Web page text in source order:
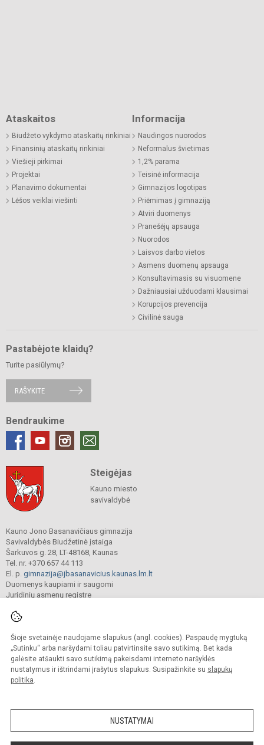
Šioje svetainėje naudojame slapukus (angl. cookies). Paspaudę mygtuką
„Sutinku“ arba naršydami toliau patvirtinsite savo sutikimą. Bet kada
galėsite atšaukti savo sutikimą pakeisdami interneto naršyklės
nustatymus ir ištrindami įrašytus slapukus. Susipažinkite su slapukų
politika.
NUSTATYMAI
Ataskaitos
Biudžeto vykdymo ataskaitų rinkiniai
Finansinių ataskaitų rinkiniai
Viešieji pirkimai
Projektai
Planavimo dokumentai
Lėšos veiklai viešinti
Informacija
Naudingos nuorodos
Neformalus švietimas
1,2% parama
Teisinė informacija
Gimnazijos logotipas
Priėmimas į gimnaziją
Atviri duomenys
Pranešėjų apsauga
Nuorodos
Laisvos darbo vietos
Asmens duomenų apsauga
Konsultavimasis su visuomene
Dažniausiai užduodami klausimai
Korupcijos prevencija
Civilinė sauga
Pastabėjote klaidų?
Turite pasiūlymų?
RAŠYKITE
Bendraukime
Steigėjas
Kauno miesto
savivaldybė
Kauno Jono Basanavičiaus gimnazija
Savivaldybės Biudžetinė įstaiga
Šarkuvos g. 28, LT-48168, Kaunas
Tel. nr. +370 657 44 113
El. p. gimnazija@jbasanavicius.kaunas.lm.lt
Duomenys kaupiami ir saugomi
Juridinių asmenų registre
© 2018. Kauno Jono Basanavičiaus gimnazija. Visos teisės saugomos.
Kopijuoti turinį be raštiško gimnazijos sutikimo griežtai draudžiama.
Versija neįgaliesiems Slapukų valdymas